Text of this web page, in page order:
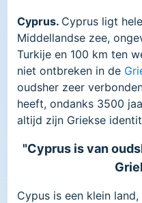
Cyprus. Cyprus ligt
Middellandse zee,
Turkije en 100 km ten
niet ontbreken in de
oudsher zeer
heeft, ondanks 3500
altijd zijn Griekse
"Cyprus is van
Cypus is een klein